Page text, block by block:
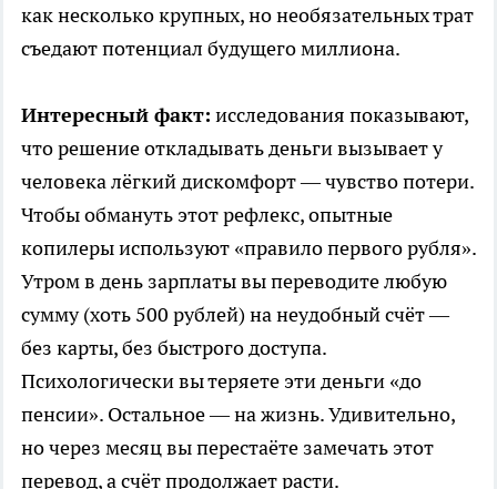
как несколько крупных, но необязательных трат
съедают потенциал будущего миллиона.
Интересный факт: исследования показывают,
что решение откладывать деньги вызывает у
человека лёгкий дискомфорт — чувство потери.
Чтобы обмануть этот рефлекс, опытные
копилеры используют «правило первого рубля».
Утром в день зарплаты вы переводите любую
сумму (хоть 500 рублей) на неудобный счёт —
без карты, без быстрого доступа.
Психологически вы теряете эти деньги «до
пенсии». Остальное — на жизнь. Удивительно,
но через месяц вы перестаёте замечать этот
перевод, а счёт продолжает расти.